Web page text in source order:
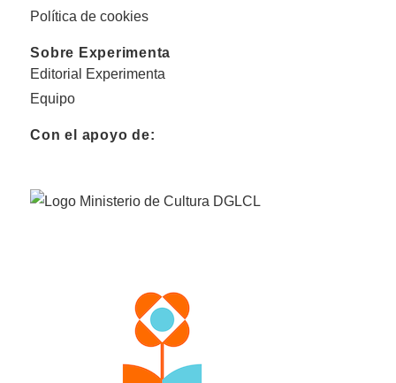
Política de cookies
Sobre Experimenta
Editorial Experimenta
Equipo
Con el apoyo de: